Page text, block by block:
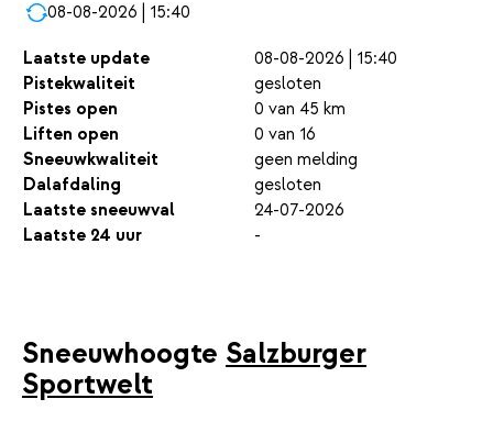
08-08-2026 | 15:40
Laatste update
08-08-2026 | 15:40
Pistekwaliteit
gesloten
Pistes open
0 van 45 km
Liften open
0 van 16
Sneeuwkwaliteit
geen melding
Dalafdaling
gesloten
Laatste sneeuwval
24-07-2026
Laatste 24 uur
-
Sneeuwhoogte Salzburger
Sportwelt